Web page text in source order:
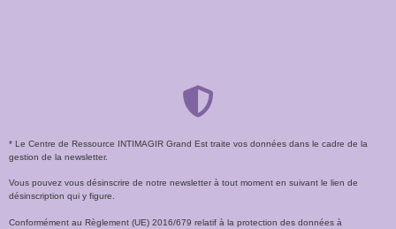
* Le Centre de Ressource INTIMAGIR Grand Est traite vos données dans le cadre de la
gestion de la newsletter.
Vous pouvez vous désinscrire de notre newsletter à tout moment en suivant le lien de
désinscription qui y figure.
Conformément au Règlement (UE) 2016/679 relatif à la protection des données à